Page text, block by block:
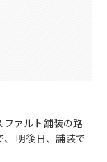
ファルト舗装の路
明後日、舗装で